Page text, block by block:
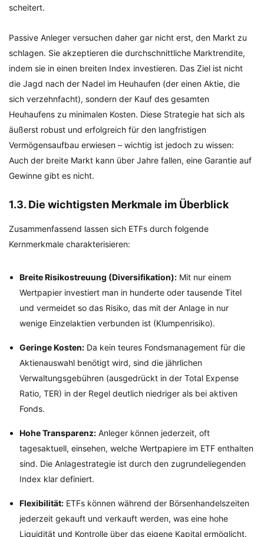
scheitert.
Passive Anleger versuchen daher gar nicht erst, den Markt zu
schlagen. Sie akzeptieren die durchschnittliche Marktrendite,
indem sie in einen breiten Index investieren. Das Ziel ist nicht
die Jagd nach der Nadel im Heuhaufen (der einen Aktie, die
sich verzehnfacht), sondern der Kauf des gesamten
Heuhaufens zu minimalen Kosten. Diese Strategie hat sich als
äußerst robust und erfolgreich für den langfristigen
Vermögensaufbau erwiesen – wichtig ist jedoch zu wissen:
Auch der breite Markt kann über Jahre fallen, eine Garantie auf
Gewinne gibt es nicht.
1.3. Die wichtigsten Merkmale im Überblick
Zusammenfassend lassen sich ETFs durch folgende
Kernmerkmale charakterisieren:
Breite Risikostreuung (Diversifikation): Mit nur einem
Wertpapier investiert man in hunderte oder tausende Titel
und vermeidet so das Risiko, das mit der Anlage in nur
wenige Einzelaktien verbunden ist (Klumpenrisiko).
Geringe Kosten: Da kein teures Fondsmanagement für die
Aktienauswahl benötigt wird, sind die jährlichen
Verwaltungsgebühren (ausgedrückt in der Total Expense
Ratio, TER) in der Regel deutlich niedriger als bei aktiven
Fonds.
Hohe Transparenz: Anleger können jederzeit, oft
tagesaktuell, einsehen, welche Wertpapiere im ETF enthalten
sind. Die Anlagestrategie ist durch den zugrundeliegenden
Index klar definiert.
Flexibilität: ETFs können während der Börsenhandelszeiten
jederzeit gekauft und verkauft werden, was eine hohe
Liquidität und Kontrolle über das eigene Kapital ermöglicht.